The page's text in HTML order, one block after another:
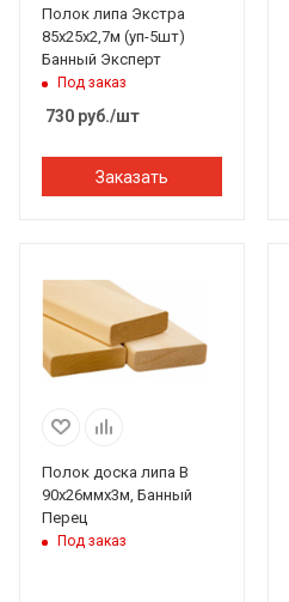
Полок липа Экстра
85х25х2,7м (уп-5шт)
Банный Эксперт
Под заказ
730 руб./шт
Заказать
Полок доска липа В
90х26ммх3м, Банный
Перец
Под заказ